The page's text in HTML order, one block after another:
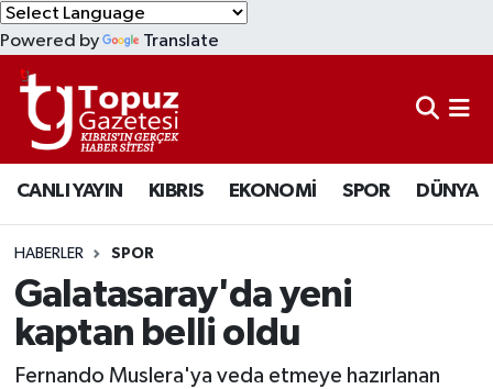
Powered by Translate
CANLI YAYIN KIBRIS EKONOMİ SPOR DÜNYA
HABERLER SPOR
Galatasaray'da yeni
kaptan belli oldu
Fernando Muslera'ya veda etmeye hazırlanan
KIBRIS
DÜNYA
EKONOMİ
MAGAZİN
SAĞLIK
SPOR
Lefkoşa Nöbetçi Eczaneler
Lefkoşa Hava Durumu
Lefkoşa Trafik Yoğunluk Haritası
Süper Lig Puan Durumu ve Fikstür
Tüm Manşetler
Son Dakika Haberleri